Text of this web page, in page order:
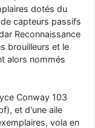
dotés du
capteurs passifs
Reconnaissance
brouilleurs et le
alors nommés
Conway 103
et d'une aile
vola en